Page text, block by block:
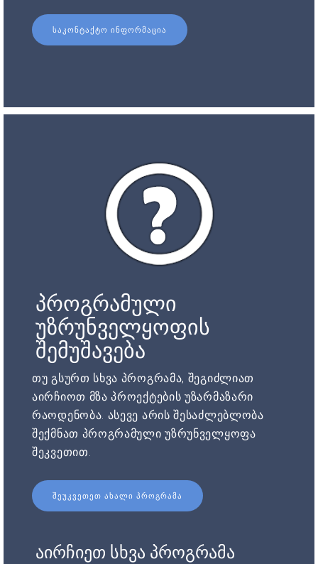
ᲡᲐᲙᲝᲜᲢᲐᲥᲢᲝ ᲘᲜᲤᲝᲠᲛᲐᲪᲘᲐ
პროგრამული
უზრუნველყოფის
შემუშავება
თუ გსურთ სხვა პროგრამა, შეგიძლიათ
აირჩიოთ მზა პროექტების უზარმაზარი
რაოდენობა. ასევე არის შესაძლებლობა
შექმნათ პროგრამული უზრუნველყოფა
შეკვეთით.
ᲨᲔᲣᲙᲕᲔᲗᲔᲗ ᲐᲮᲐᲚᲘ ᲞᲠᲝᲒᲠᲐᲛᲐ
აირჩიეთ სხვა პროგრამა